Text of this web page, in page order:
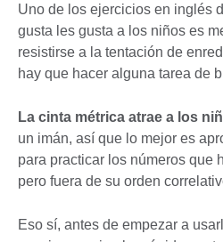
Uno de los ejercicios en inglés
gusta les gusta a los niños es
resistirse a la tentación de
hay que hacer alguna tarea de
La cinta métrica atrae a los
un imán, así que lo mejor es
para practicar los números que
pero fuera de su orden
Eso sí, antes de empezar a